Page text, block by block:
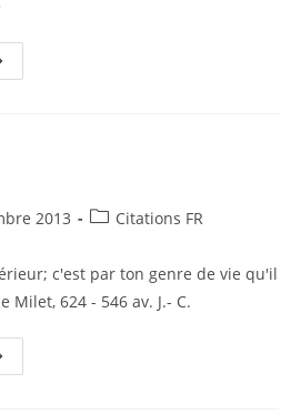
2013
PostCitations FR
c'est par ton genre de vie qu'il
624 - 546 av. J.- C.